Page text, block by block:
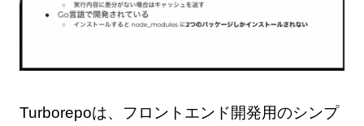
Turborepoは、フロントエンド開発用のシンプ